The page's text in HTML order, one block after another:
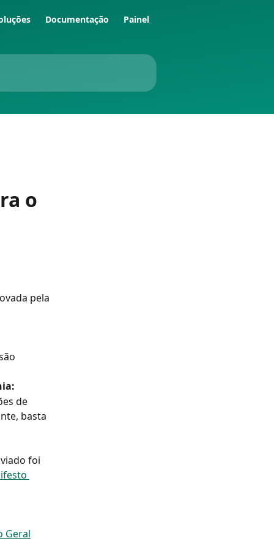
Documentação Painel
o
pela
de
basta
foi
Geral